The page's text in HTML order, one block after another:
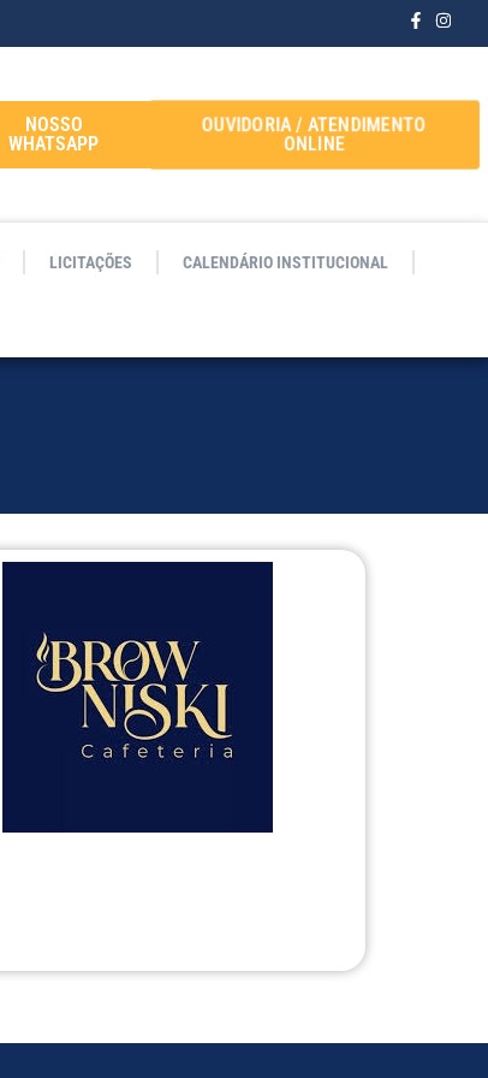
NOSSO
WHATSAPP
OUVIDORIA / ATENDIMENTO
ONLINE
LICITAÇÕES CALENDÁRIO INSTITUCIONAL